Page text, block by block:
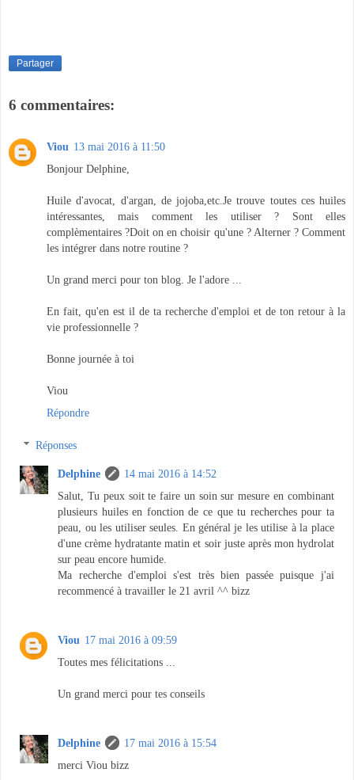
Partager
6 commentaires:
Viou 13 mai 2016 à 11:50
Bonjour Delphine,
Huile d'avocat, d'argan, de jojoba,etc.Je trouve toutes ces huiles
intéressantes, mais comment les utiliser ? Sont elles
complèmentaires ?Doit on en choisir qu'une ? Alterner ? Comment
les intégrer dans notre routine ?
Un grand merci pour ton blog. Je l'adore ...
En fait, qu'en est il de ta recherche d'emploi et de ton retour à la
vie professionnelle ?
Bonne journée à toi
Viou
Répondre
Réponses
Delphine
14 mai 2016 à 14:52
Salut, Tu peux soit te faire un soin sur mesure en combinant
plusieurs huiles en fonction de ce que tu recherches pour ta
peau, ou les utiliser seules. En général je les utilise à la place
d'une crème hydratante matin et soir juste après mon hydrolat
sur peau encore humide.
Ma recherche d'emploi s'est très bien passée puisque j'ai
recommencé à travailler le 21 avril ^^ bizz
Viou 17 mai 2016 à 09:59
Toutes mes félicitations ...
Un grand merci pour tes conseils
Delphine
17 mai 2016 à 15:54
merci Viou bizz